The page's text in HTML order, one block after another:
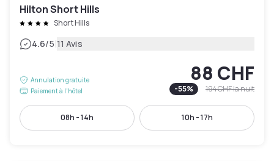
Hilton Short Hills
Short Hills
4.6/5|11 Avis
Annulation gratuite
Paiement à l'hôtel
88 CHF
-55% 194 CHFla nuit
08h - 14h 10h - 17h